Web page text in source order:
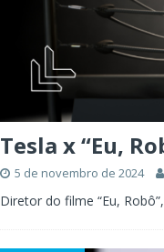
Tesla x “Eu,
5 de novembro de 2024
Diretor do filme “Eu,